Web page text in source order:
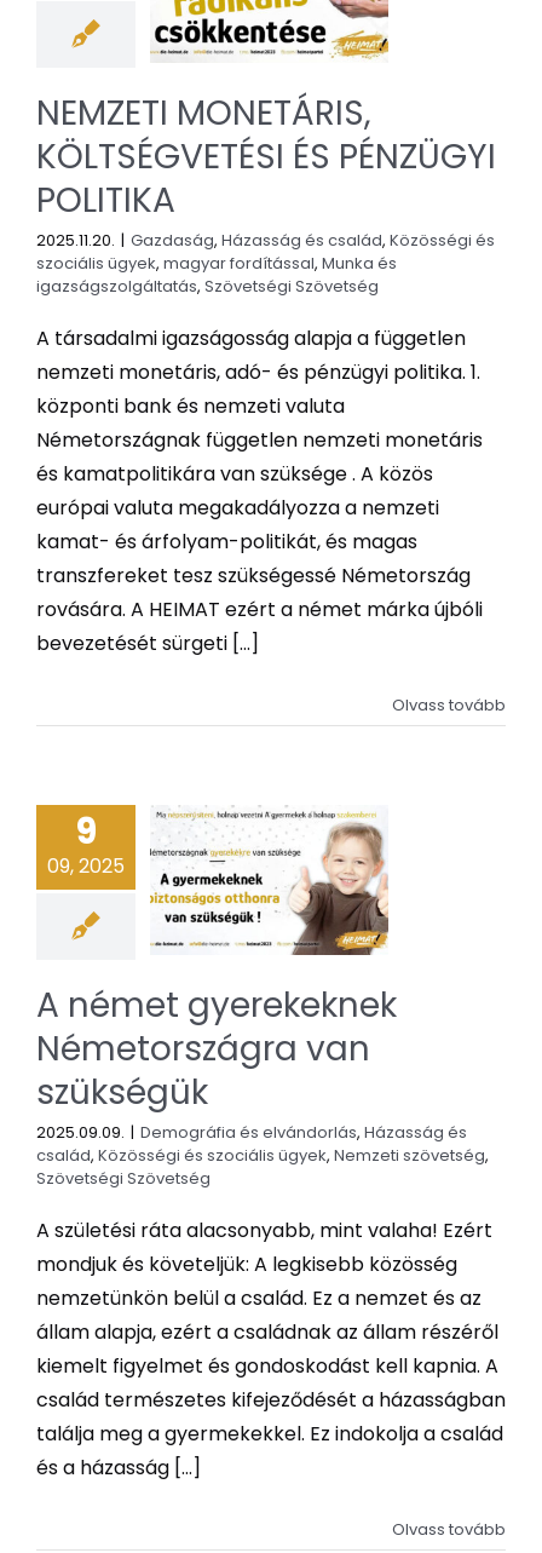
NEMZETI MONETÁRIS,
KÖLTSÉGVETÉSI ÉS PÉNZÜGYI
POLITIKA
2025.11.20. | Gazdaság, Házasság és család, Közösségi és
szociális ügyek, magyar fordítással, Munka és
igazságszolgáltatás, Szövetségi Szövetség
A társadalmi igazságosság alapja a független
nemzeti monetáris, adó- és pénzügyi politika. 1.
központi bank és nemzeti valuta
Németországnak független nemzeti monetáris
és kamatpolitikára van szüksége . A közös
európai valuta megakadályozza a nemzeti
kamat- és árfolyam-politikát, és magas
transzfereket tesz szükségessé Németország
rovására. A HEIMAT ezért a német márka újbóli
bevezetését sürgeti [...]
Olvass tovább
9
09, 2025
A német gyerekeknek
Németországra van
szükségük
2025.09.09. | Demográfia és elvándorlás, Házasság és
család, Közösségi és szociális ügyek, Nemzeti szövetség,
Szövetségi Szövetség
A születési ráta alacsonyabb, mint valaha! Ezért
mondjuk és követeljük: A legkisebb közösség
nemzetünkön belül a család. Ez a nemzet és az
állam alapja, ezért a családnak az állam részéről
kiemelt figyelmet és gondoskodást kell kapnia. A
család természetes kifejeződését a házasságban
találja meg a gyermekekkel. Ez indokolja a család
és a házasság [...]
Olvass tovább